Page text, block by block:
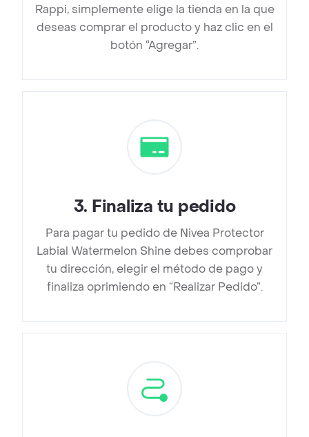
Rappi, simplemente elige la tienda en la que
deseas comprar el producto y haz clic en el
botón “Agregar”.
3. Finaliza tu pedido
Para pagar tu pedido de Nivea Protector
Labial Watermelon Shine debes comprobar
tu dirección, elegir el método de pago y
finaliza oprimiendo en “Realizar Pedido”.